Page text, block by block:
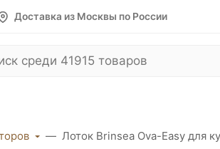
Доставка из Москвы по России
Лоток Brinsea Ova-Easy для